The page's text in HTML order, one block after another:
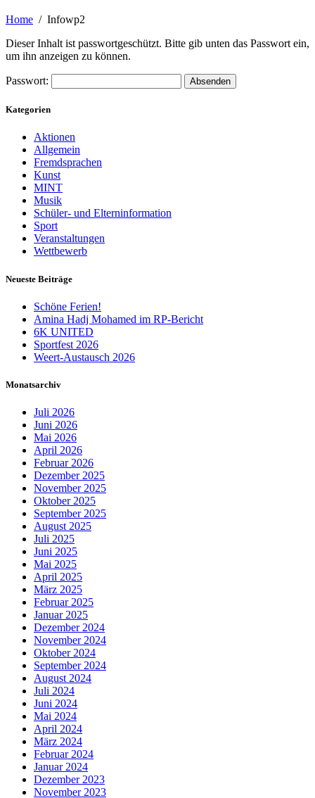
Home
Infowp2
Dieser Inhalt ist passwortgeschützt. Bitte gib unten das Passwort ein,
um ihn anzeigen zu können.
Passwort:
Kategorien
Aktionen
Allgemein
Fremdsprachen
Kunst
MINT
Musik
Schüler- und Elterninformation
Sport
Veranstaltungen
Wettbewerb
Neueste Beiträge
Schöne Ferien!
Amina Hadj Mohamed im RP-Bericht
6K UNITED
Sportfest 2026
Weert-Austausch 2026
Monatsarchiv
Juli 2026
Juni 2026
Mai 2026
April 2026
Februar 2026
Dezember 2025
November 2025
Oktober 2025
September 2025
August 2025
Juli 2025
Juni 2025
Mai 2025
April 2025
März 2025
Februar 2025
Januar 2025
Dezember 2024
November 2024
Oktober 2024
September 2024
August 2024
Juli 2024
Juni 2024
Mai 2024
April 2024
März 2024
Februar 2024
Januar 2024
Dezember 2023
November 2023